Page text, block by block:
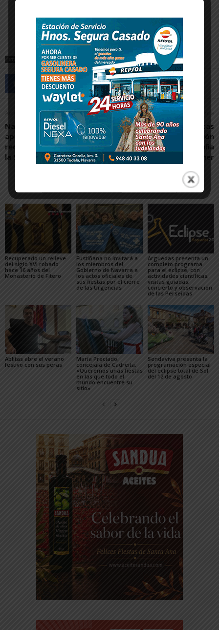
ALBERTO PÉREZ PASTOR JAVIERADA
Artículo anterior
Navarra y el Estado
aprueban licitar la
redacción del proyecto de
la Segunda Fase del Canal
Artículo siguiente
La Biblioteca de Ablitas
recibe una mención
especial en la Campaña
María Moliner
Recuperado un relieve
del siglo XVI robado
hace 16 años del
Monasterio de Fitero
Fustiñana no invitará a
los miembros del
Gobierno de Navarra a
los actos oficiales de
sus fiestas por el cierre
de las Urgencias
Arguedas presenta un
completo programa
para el eclipse, con
actividades científicas,
visitas guiadas,
concierto y observación
de las Perseidas
Ablitas abre el verano
festivo con sus peras
María Preciado,
concejala de Cadreita:
«Queremos unas fiestas
en las que todo el
mundo encuentre su
sitio»
Sendaviva presenta la
programación especial
del eclipse total de Sol
del 12 de agosto